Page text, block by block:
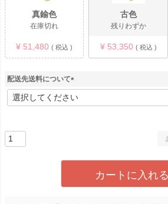
真鍮色
在庫切れ
¥ 51,480 税込
古色
残りわずか
¥ 53,350 税込
配送先送料について
(
必
カートに入れる